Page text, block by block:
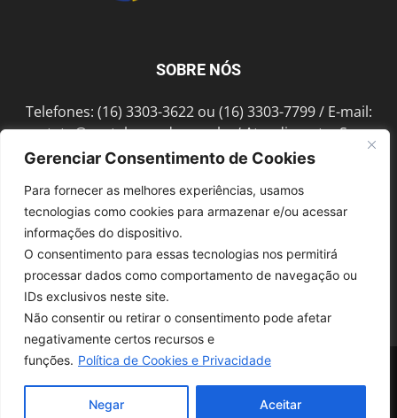
Gerenciar Consentimento de Cookies
Para fornecer as melhores experiências, usamos
tecnologias como cookies para armazenar e/ou acessar
informações do dispositivo.
O consentimento para essas tecnologias nos permitirá
processar dados como comportamento de navegação ou
IDs exclusivos neste site.
Não consentir ou retirar o consentimento pode afetar
negativamente certos recursos e
funções. Política de Cookies e Privacidade
Negar Aceitar
SOBRE NÓS
Telefones: (16) 3303-3622 ou (16) 3303-7799 / E-mail:
contato@portalmorada.com.br/ Atendimento: Seg a
Sex das 8h às 18h / Endereço: Av. Bento de Abreu, 889
SIGA-NOS
© 1997-2022, GRUPO ROBERTO MONTORO É proibida a reprodução do
conteúdo em qualquer meio de comunicação, eletrônico ou impresso,